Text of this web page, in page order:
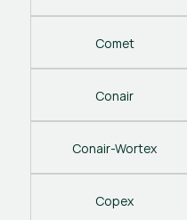
Comet
Conair
Conair-Wortex
Copex